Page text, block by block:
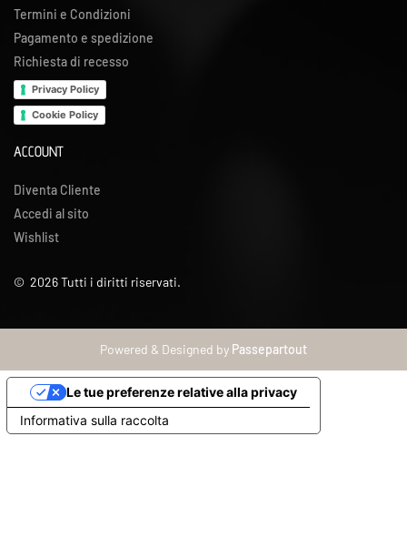
Termini e Condizioni
Pagamento e spedizione
Richiesta di recesso
Privacy Policy
Cookie Policy
ACCOUNT
Diventa Cliente
Accedi al sito
Wishlist
© 2026Tutti i diritti riservati.
Powered & Designed by Passepartout
Informativa sulla raccolta
Le tue preferenze relative alla privacy